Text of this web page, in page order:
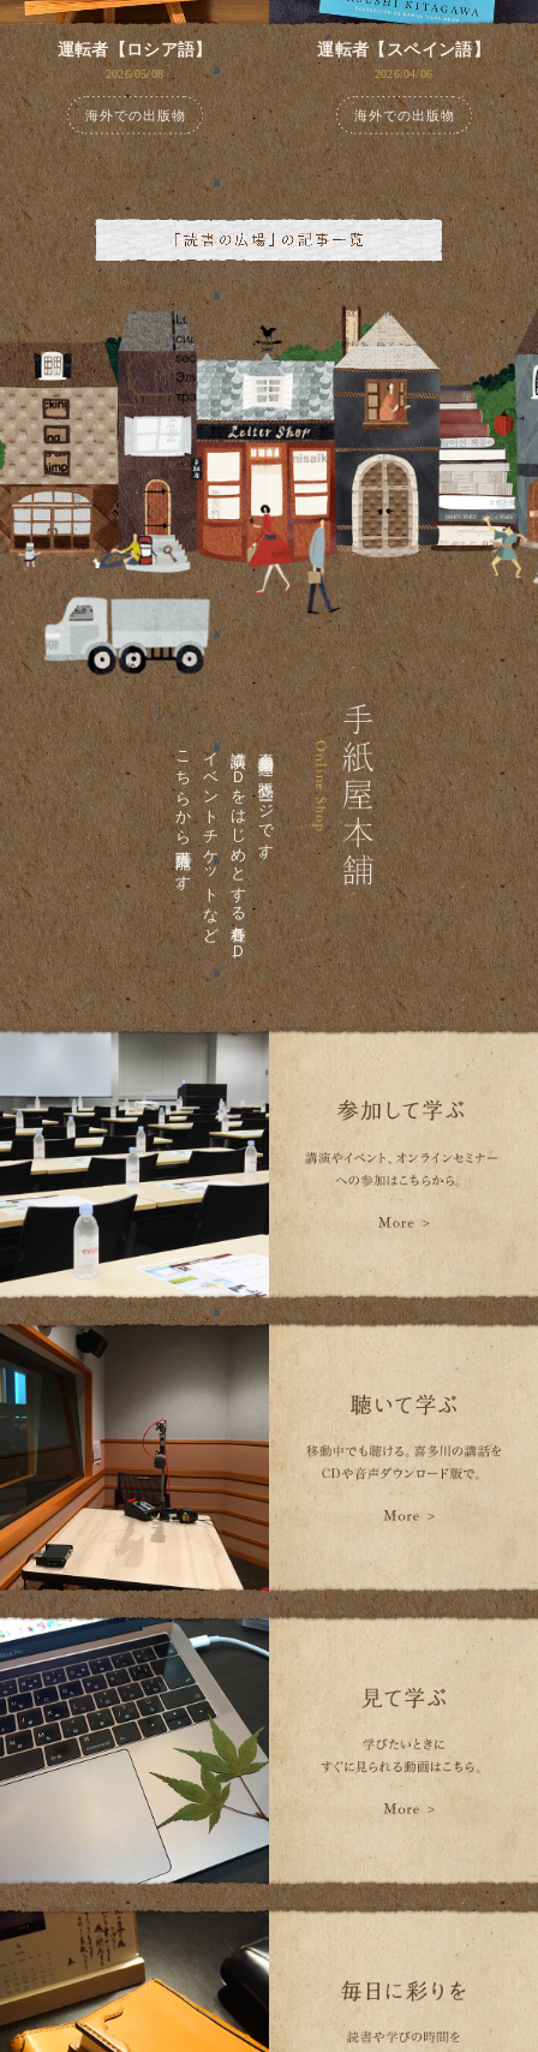
運転者【ロシア語】
2026/05/08
海外での出版物
運転者【スペイン語】
2026/04/06
海外での出版物
喜多川泰関連の販売ページです。
講演ＣＤをはじめとする各種ＣＤ、
イベントチケットなど、
こちらから購入可能です。